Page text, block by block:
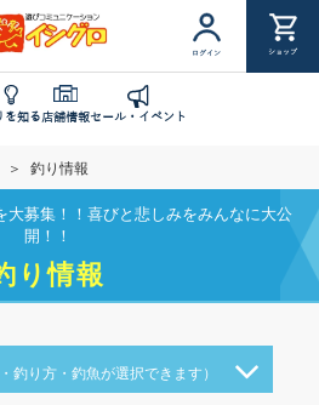
ログイン ショップ
を知る店舗情報セール・イベント
釣り情報
大募集！！喜びと悲しみをみんなに大公
開！！
り情報
・釣り方・釣魚が選択できます）